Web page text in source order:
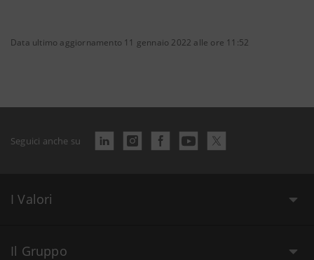
Data ultimo aggiornamento 11 gennaio 2022 alle ore 11:52
Seguici anche su
I Valori
Il Gruppo